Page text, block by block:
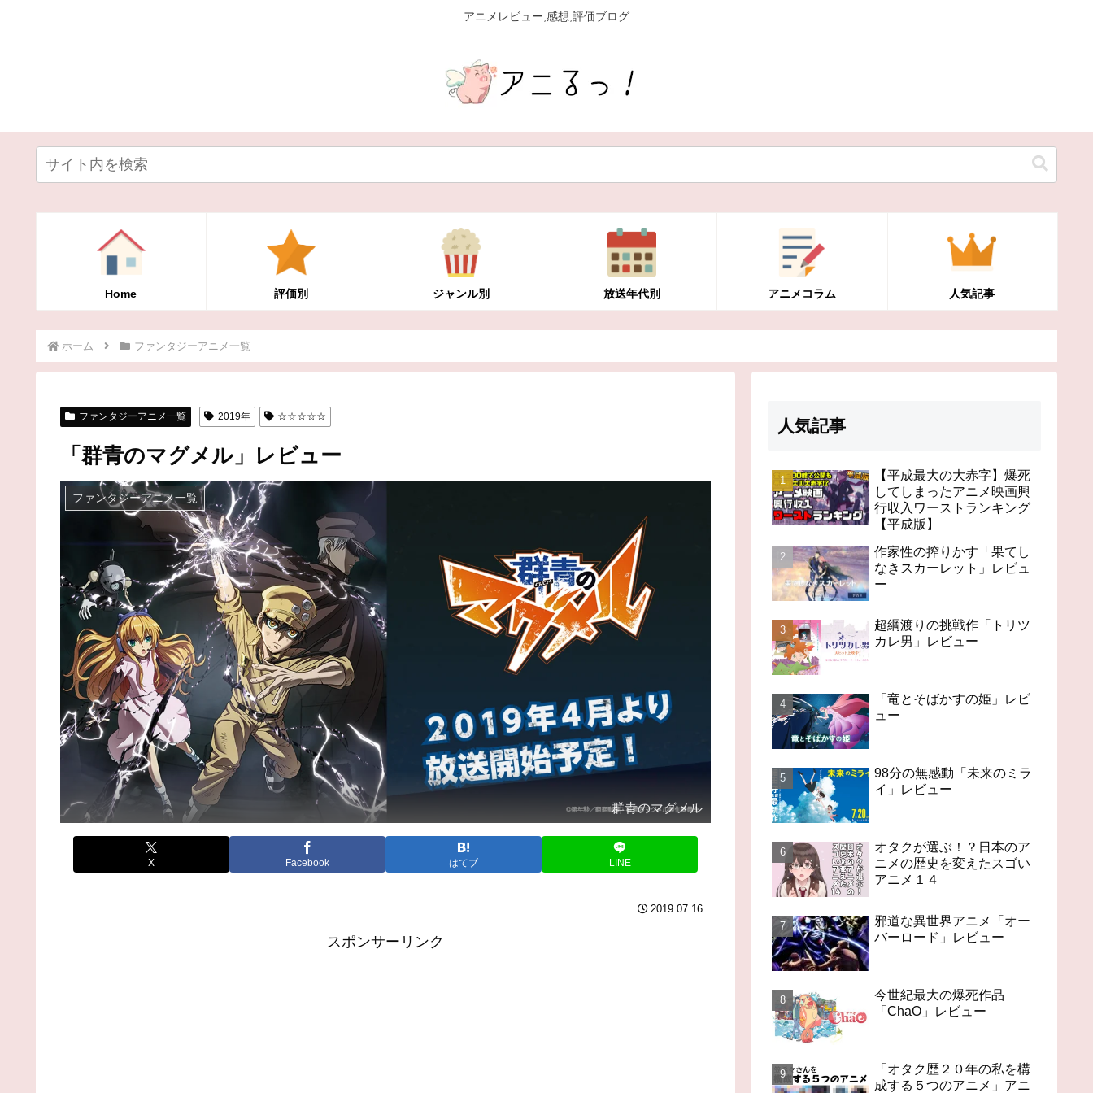
アニメレビュー,感想,評価ブログ
Home 評価別 ジャンル別 放送年代別 アニメコラム 人気記事
ホーム ファンタジーアニメ一覧
ファンタジーアニメ一覧 2019年 ☆☆☆☆☆
「群青のマグメル」レビュー
ファンタジーアニメ一覧
群青のマグメル
X Facebook はてブ LINE
2019.07.16
スポンサーリンク
人気記事
【平成最大の大赤字】爆死
してしまったアニメ映画興
行収入ワーストランキング
【平成版】
作家性の搾りかす「果てし
なきスカーレット」レビュ
ー
超綱渡りの挑戦作「トリツ
カレ男」レビュー
「竜とそばかすの姫」レビ
ュー
98分の無感動「未来のミラ
イ」レビュー
オタクが選ぶ！？日本のア
ニメの歴史を変えたスゴい
アニメ１４
邪道な異世界アニメ「オー
バーロード」レビュー
今世紀最大の爆死作品
「ChaO」レビュー
「オタク歴２０年の私を構
成する５つのアニメ」アニ